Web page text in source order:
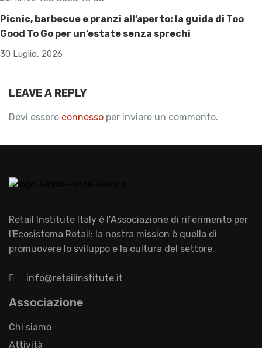
Picnic, barbecue e pranzi all’aperto: la guida di Too
Good To Go per un’estate senza sprechi
30 Luglio, 2026
LEAVE A REPLY
Devi essere connesso per inviare un commento.
Retail Institute Italy è l’Associazione di riferimento per
l'Ecosistema Retail: la nostra mission è quella di
promuovere lo sviluppo e la cultura del settore.
info@retailinstitute.it
Associazione
Chi siamo
Attività